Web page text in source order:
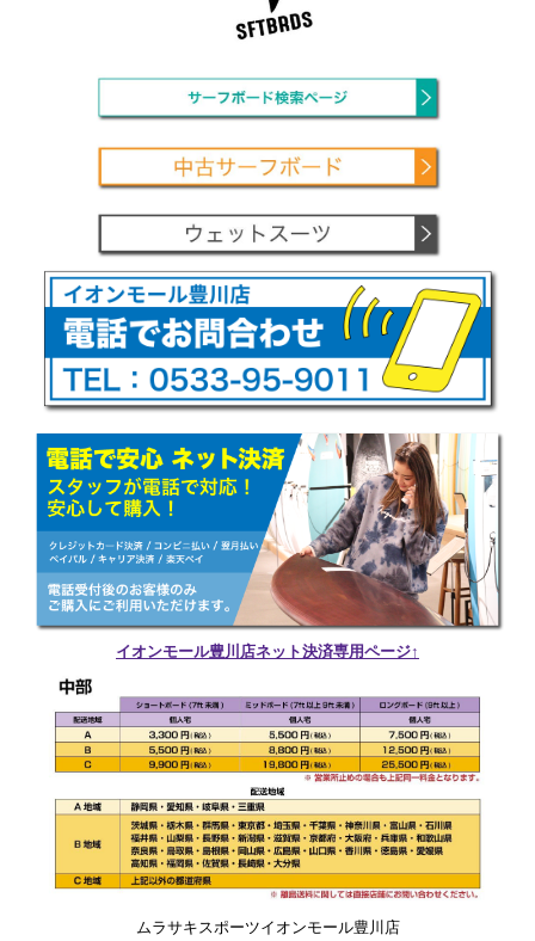
イオンモール豊川店ネット決済専用ページ↑
ムラサキスポーツイオンモール豊川店